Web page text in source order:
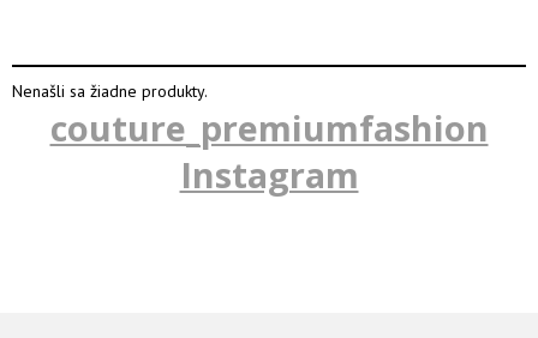
Nenašli sa žiadne produkty.
couture_premiumfashion
Instagram